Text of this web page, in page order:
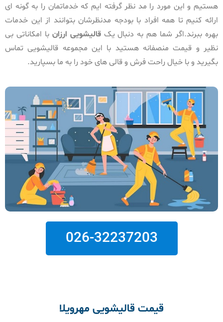
هستیم و این مورد را مد نظر گرفته ایم که خدماتمان را به گونه ای
ارائه کنیم تا همه افراد با بودجه مدنظرشان بتوانند از این خدمات
بهره ببرند.اگر شما هم به دنبال یکقالیشویی ارزان با امکاناتی بی
نظیر و قیمت منصفانه هستید با این مجموعه قالیشویی تماس
بگیرید و با خیال راحت فرش و قالی های خود را به ما بسپارید.
026-32237203
قیمت قالیشویی مهرویلا